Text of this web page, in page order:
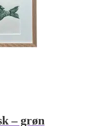
– grøn